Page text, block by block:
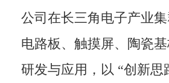
公司在长三角电子产业
电路板、触摸屏、陶瓷
研发与应用，以 “创新